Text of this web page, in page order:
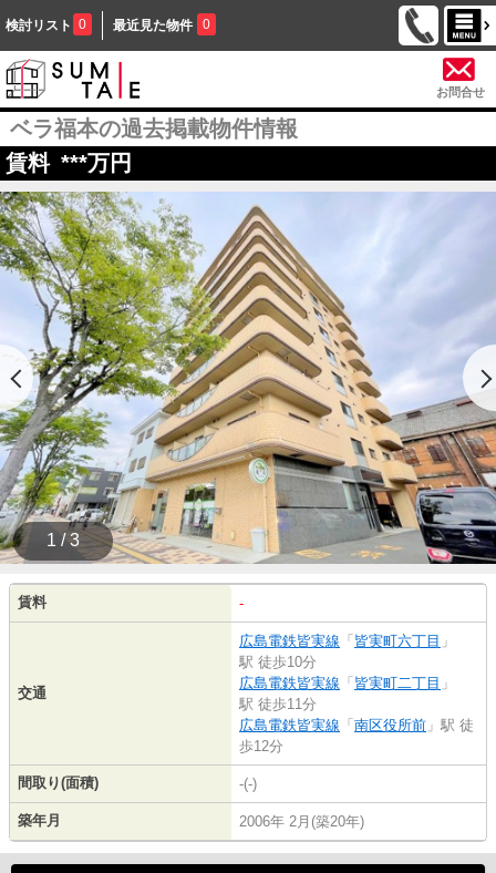
検討リスト 0 最近見た物件 0
お問合せ
ベラ福本の過去掲載物件情報
賃料 ***万円
1 / 3
賃料 -
交通
広島電鉄皆実線 「 皆実町六丁目 」
駅 徒歩10分
広島電鉄皆実線 「 皆実町二丁目 」
駅 徒歩11分
広島電鉄皆実線 「 南区役所前 」駅 徒
歩12分
間取り(面積) -(-)
築年月 2006年 2月(築20年)